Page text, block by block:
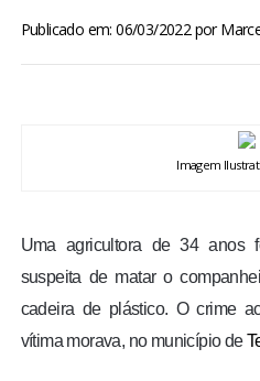
ENQUETE
Publicado em: 06/03/2022por
Imagem
Uma agricultora de 34 anos
suspeita de matar o
cadeira de plástico. O crime
vítima morava, no município de